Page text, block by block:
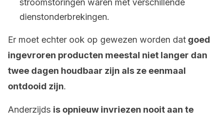
stroomstoringen waren met verschillende
dienstonderbrekingen.
Er moet echter ook op gewezen worden dat goed
ingevroren producten meestal niet langer dan
twee dagen houdbaar zijn als ze eenmaal
ontdooid zijn.
Anderzijds is opnieuw invriezen nooit aan te